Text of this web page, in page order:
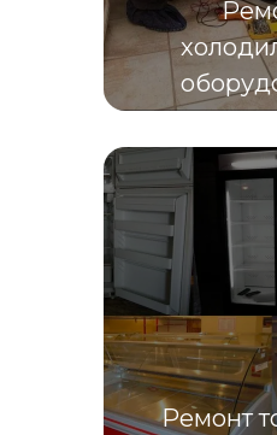
Ремонт